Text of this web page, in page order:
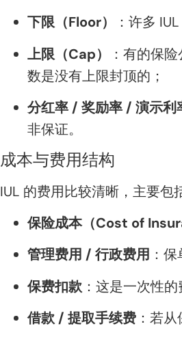
下限（Floor）
：许多
上限（Cap）
：有的保
数是没有上限封顶的；
分红率 / 奖励率 / 演示利
非保证。
成本与费用结构
IUL 的费用比较清晰，主要包
保险成本（Cost of
管理费用 / 行政费用 ：
保费扣款 ：这是一次性
借款 / 提取手续费 ：若